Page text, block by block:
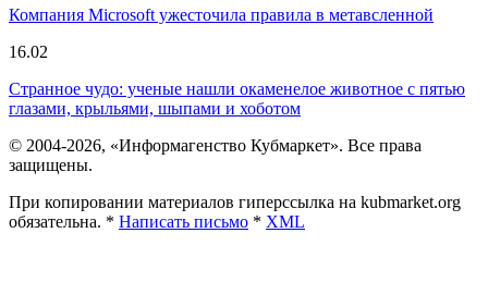
Компания Microsoft ужесточила правила в метавсленной
16.02
Странное чудо: ученые нашли окаменелое животное с пятью
глазами, крыльями, шыпами и хоботом
© 2004-2026, «Информагенство Кубмаркет». Все права
защищены.
При копировании материалов гиперссылка на kubmarket.org
обязательна. * Написать письмо * XML